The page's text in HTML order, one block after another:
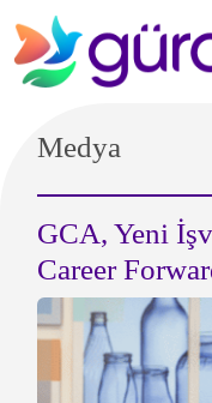
Medya
GCA, Yeni
Career